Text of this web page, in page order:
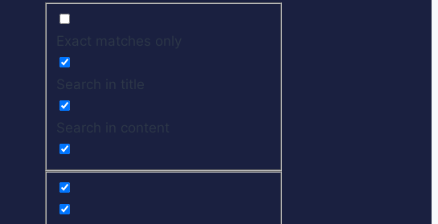
Exact matches only
Search in title
Search in content